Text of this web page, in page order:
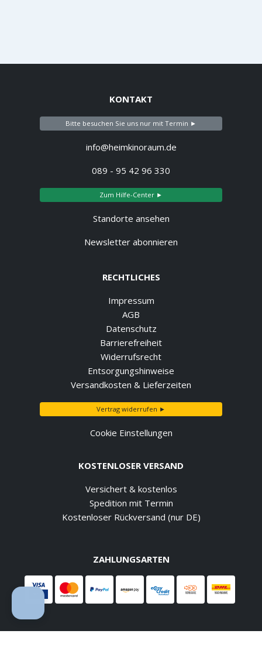
KONTAKT
Bitte besuchen Sie uns nur mit Termin ►
info@heimkinoraum.de
089 - 95 42 96 330
Zum Hilfe-Center ►
Standorte ansehen
Newsletter abonnieren
RECHTLICHES
Impressum
AGB
Datenschutz
Barrierefreiheit
Widerrufsrecht
Entsorgungshinweise
Versandkosten & Lieferzeiten
Vertrag widerrufen ►
Cookie Einstellungen
KOSTENLOSER VERSAND
Versichert & kostenlos
Spedition mit Termin
Kostenloser Rückversand (nur DE)
ZAHLUNGSARTEN